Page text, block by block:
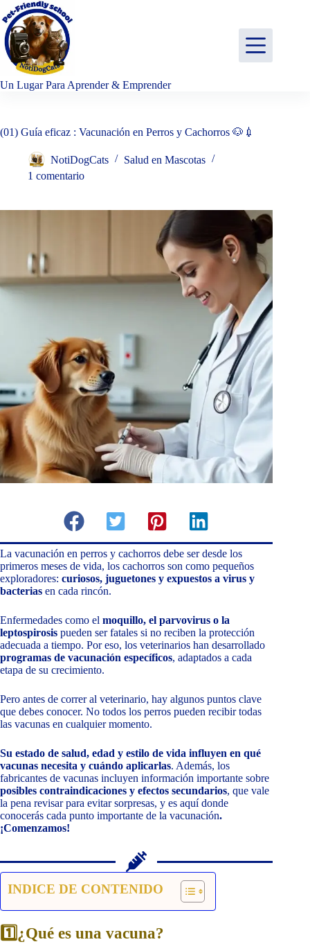
Saltar
al
contenido
Un Lugar Para Aprender & Emprender
(01) Guía eficaz : Vacunación en Perros y Cachorros 🐶💉
NotiDogCats
Salud en Mascotas
1 comentario
La vacunación en perros y cachorros debe ser desde los
primeros meses de vida, los cachorros son como pequeños
exploradores: curiosos, juguetones y expuestos a virus y
bacterias en cada rincón.
Enfermedades como el moquillo, el parvovirus o la
leptospirosis pueden ser fatales si no reciben la protección
adecuada a tiempo. Por eso, los veterinarios han desarrollado
programas de vacunación específicos, adaptados a cada
etapa de su crecimiento.
Pero antes de correr al veterinario, hay algunos puntos clave
que debes conocer. No todos los perros pueden recibir todas
las vacunas en cualquier momento.
Su estado de salud, edad y estilo de vida influyen en qué
vacunas necesita y cuándo aplicarlas. Además, los
fabricantes de vacunas incluyen información importante sobre
posibles contraindicaciones y efectos secundarios, que vale
la pena revisar para evitar sorpresas, y es aquí donde
conocerás cada punto importante de la vacunación.
¡Comenzamos!
INDICE DE CONTENIDO
1️⃣¿Qué es una vacuna?